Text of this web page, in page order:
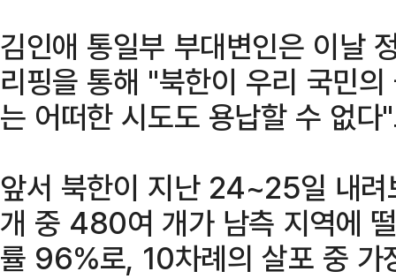
김인애 통일부 부대변인은 이날
리핑을 통해 "북한이 우리 국민
는 어떠한 시도도 용납할 수 없다
앞서 북한이 지난 24~25일 내
개 중 480여 개가 남측 지역에
률 96%로, 10차례의 살포 중 가